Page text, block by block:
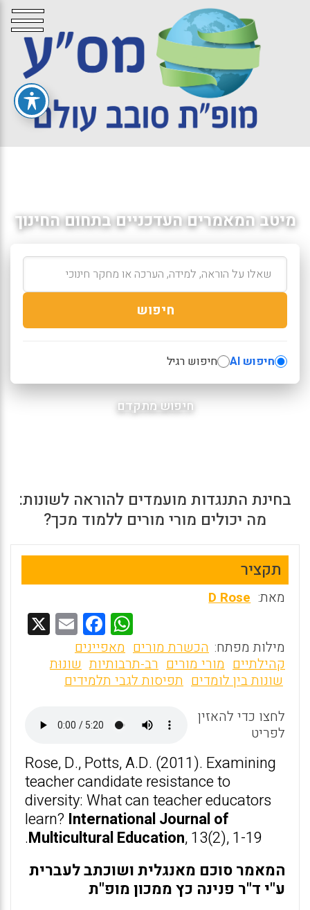
מיטב המאמרים העדכניים בתחום החינוך
חיפוש
חיפוש AI חיפוש רגיל
חיפוש מתקדם
בחינת התנגדות מועמדים להוראה לשונות:
מה יכולים מורי מורים ללמוד מכך?
תקציר
מאת: D Rose
W
h
at
s
A
p
p
F
a
ce
b
o
o
k
E
m
ai
מילות מפתח: הכשרת מורים מאפיינים
קהילתיים מורי מורים רב-תרבותיות שונוּת
שונות בין לומדים תפיסות לגבי תלמידים
לחצו כדי להאזין
לפריט
Rose, D., Potts, A.D. (2011). Examining
teacher candidate resistance to
diversity: What can teacher educators
learn? International Journal of
Multicultural Education, 13(2), 1-19.
המאמר סוכם מאנגלית ושוכתב לעברית
ע"י ד"ר פנינה כץ ממכון מופ"ת